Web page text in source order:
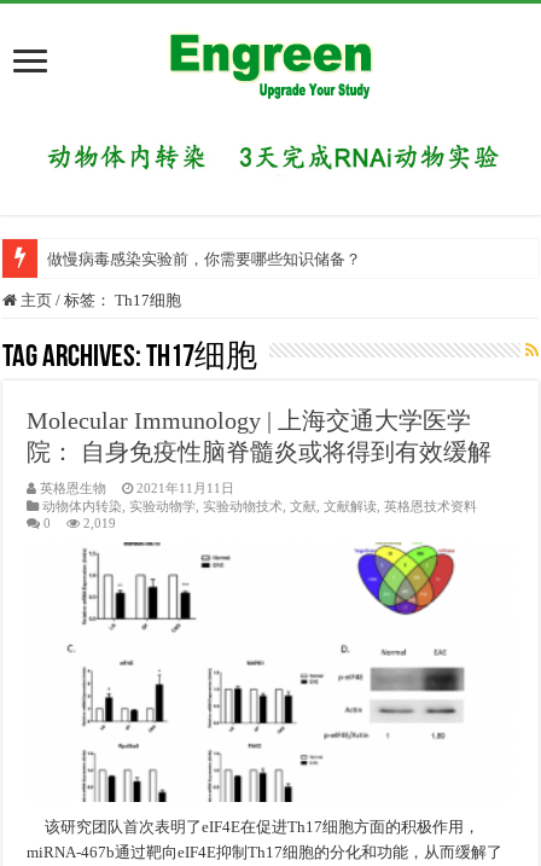
做慢病毒感染实验前，你需要哪些知识储备？
主页 / 标签：Th17细胞
Tag Archives:Th17细胞
Molecular Immunology | 上海交通大学医学
院： 自身免疫性脑脊髓炎或将得到有效缓解
英格恩生物
2021年11月11日
动物体内转染 ,实验动物学 ,实验动物技术 ,文献 ,文献解读 ,英格恩技术资料
0
2,019
该研究团队首次表明了eIF4E在促进Th17细胞方面的积极作用，
miRNA-467b通过靶向eIF4E抑制Th17细胞的分化和功能，从而缓解了